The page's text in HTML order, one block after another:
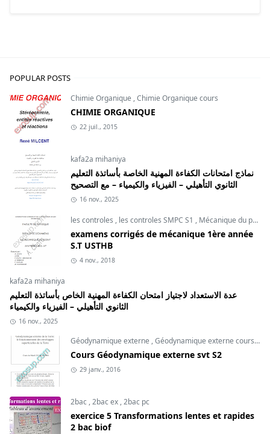
POPULAR POSTS
Chimie Organique ,Chimie Organique cours
CHIMIE ORGANIQUE
22 juil., 2015
kafa2a mihaniya
نماذج امتحانات الكفاءة المهنية الخاصة بأساتذة التعليم
الثانوي التأهيلي – الفيزياء والكيمياء – مع التصحيح
16 nov., 2025
les controles , les controles SMPC S1 , Mécanique du point
examens corrigés de mécanique 1ère année
S.T USTHB
4 nov., 2018
kafa2a mihaniya
عدة الاستعداد لاجتياز امتحان الكفاءة المهنية الخاص بأساتذة التعليم
الثانوي التأهيلي – الفيزياء والكيمياء
16 nov., 2025
Géodynamique externe ,Géodynamique externe cours ,
Cours Géodynamique externe svt S2
29 janv., 2016
2bac,2bac ex,2bac pc
exercice 5 Transformations lentes et rapides
2 bac biof